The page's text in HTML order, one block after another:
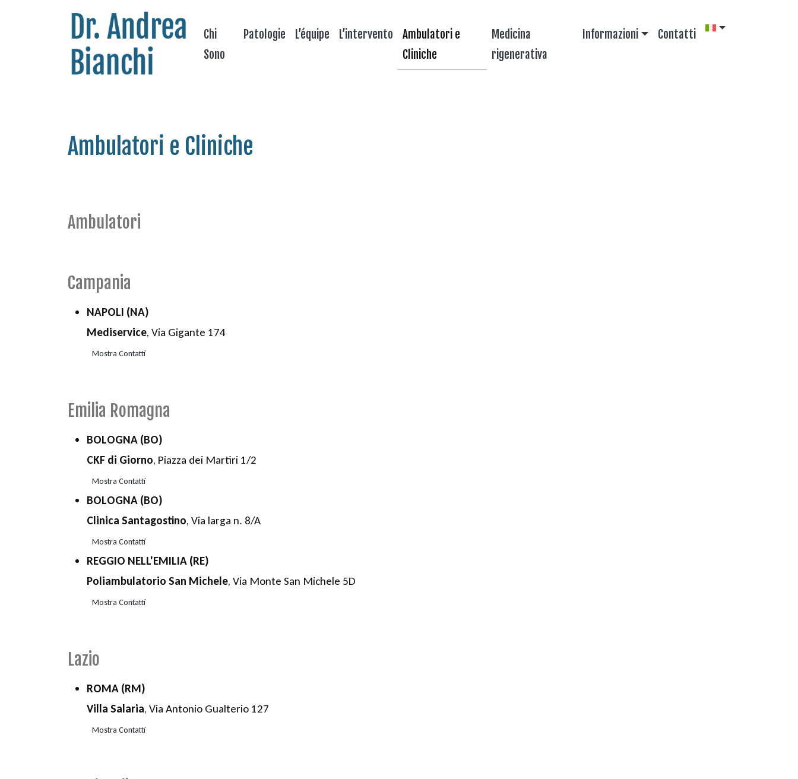
Chi
Sono
Patologie L’équipe L’intervento
Ambulatori e
Cliniche
Medicina
rigenerativa
Informazioni Contatti
Ambulatori e Cliniche
Ambulatori
Campania
NAPOLI (NA)
Mediservice, Via Gigante 174
Mostra Contatti
Emilia Romagna
BOLOGNA (BO)
CKF di Giorno, Piazza dei Martiri 1/2
Mostra Contatti
BOLOGNA (BO)
Clinica Santagostino, Via larga n. 8/A
Mostra Contatti
REGGIO NELL'EMILIA (RE)
Poliambulatorio San Michele, Via Monte San Michele 5D
Mostra Contatti
Lazio
ROMA (RM)
Villa Salaria, Via Antonio Gualterio 127
Mostra Contatti